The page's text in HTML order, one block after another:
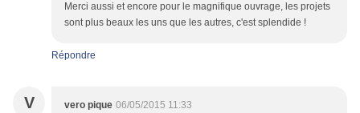
Merci aussi et encore pour le magnifique ouvrage, les projets
sont plus beaux les uns que les autres, c'est splendide !
Répondre
V vero pique 06/05/2015 11:33